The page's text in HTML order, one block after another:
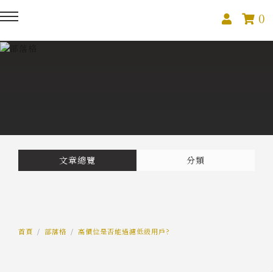
0
預約服務
影像紀錄
我的作品
文章總覽 分類
首頁 部落格 高價位是否能過濾低級用戶?